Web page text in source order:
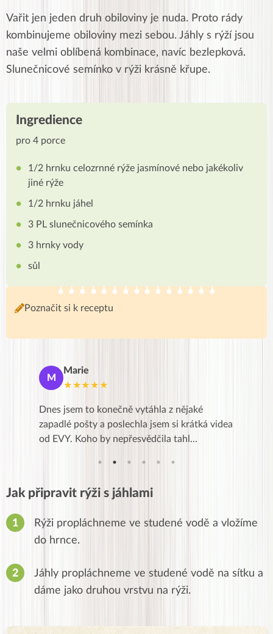
Vařit jen jeden druh obiloviny je nuda. Proto rády
kombinujeme obiloviny mezi sebou. Jáhly s rýží jsou
naše velmi oblíbená kombinace, navíc bezlepková.
Slunečnicové semínko v rýži krásně křupe.
Ingredience
pro 4 porce
1/2 hrnku celozrnné rýže jasmínové nebo jakékoliv
jiné rýže
1/2 hrnku jáhel
3 PL slunečnicového semínka
3 hrnky vody
sůl
Poznačit si k receptu
M
Marie
★★★★★
Dnes jsem to konečně vytáhla z nějaké
zapadlé pošty a poslechla jsem si krátká videa
od EVY. Koho by nepřesvědčila tahl…
Jak připravit rýži s jáhlami
Rýži propláchneme ve studené vodě a vložíme
do hrnce.
Jáhly propláchneme ve studené vodě na sítku a
dáme jako druhou vrstvu na rýži.